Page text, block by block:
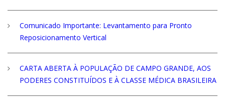
Comunicado Importante: Levantamento para Pronto
Reposicionamento Vertical
CARTA ABERTA À POPULAÇÃO DE CAMPO GRANDE, AOS
PODERES CONSTITUÍDOS E À CLASSE MÉDICA BRASILEIRA